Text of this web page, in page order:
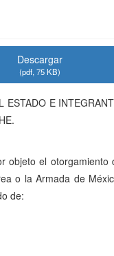
Descargar
(pdf, 75 KB)
ESTADO E
objeto el otorgamiento
o la Armada de
de: